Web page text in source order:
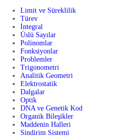
Limit ve Süreklilik
Türev
İntegral
Üslü Sayılar
Polinomlar
Fonksiyonlar
Problemler
Trigonometri
Analitik Geometri
Elektrostatik
Dalgalar
Optik
DNA ve Genetik Kod
Organik Bileşikler
Maddenin Halleri
Sindirim Sistemi